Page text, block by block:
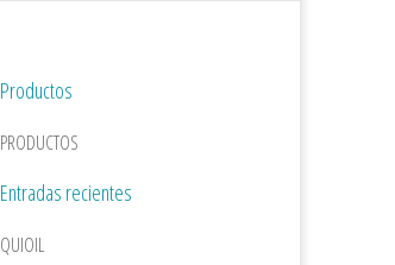
Productos
PRODUCTOS
Entradas recientes
QUIOIL